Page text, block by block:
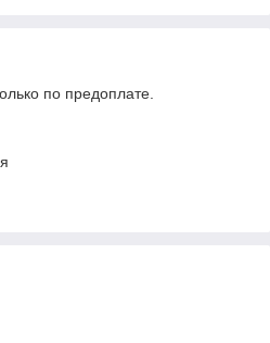
по предоплате.